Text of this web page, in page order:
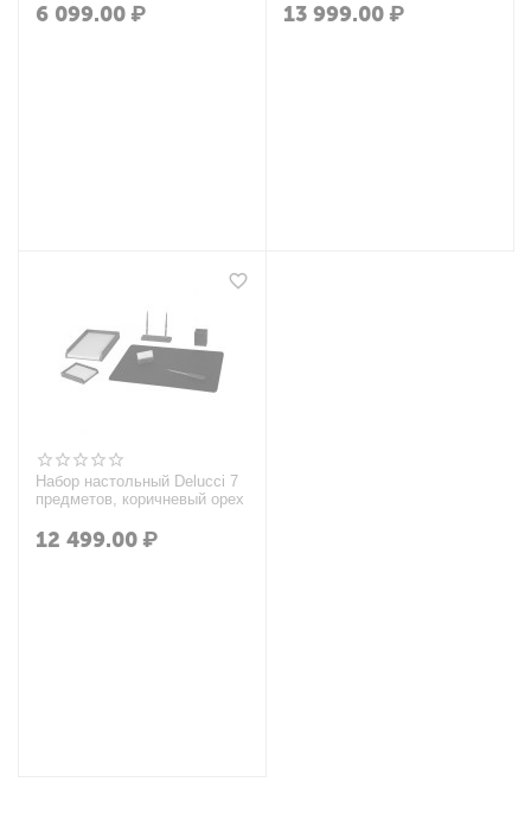
6 099.00 ₽ 13 999.00 ₽
Набор настольный Delucci 7
предметов, коричневый орех
12 499.00 ₽